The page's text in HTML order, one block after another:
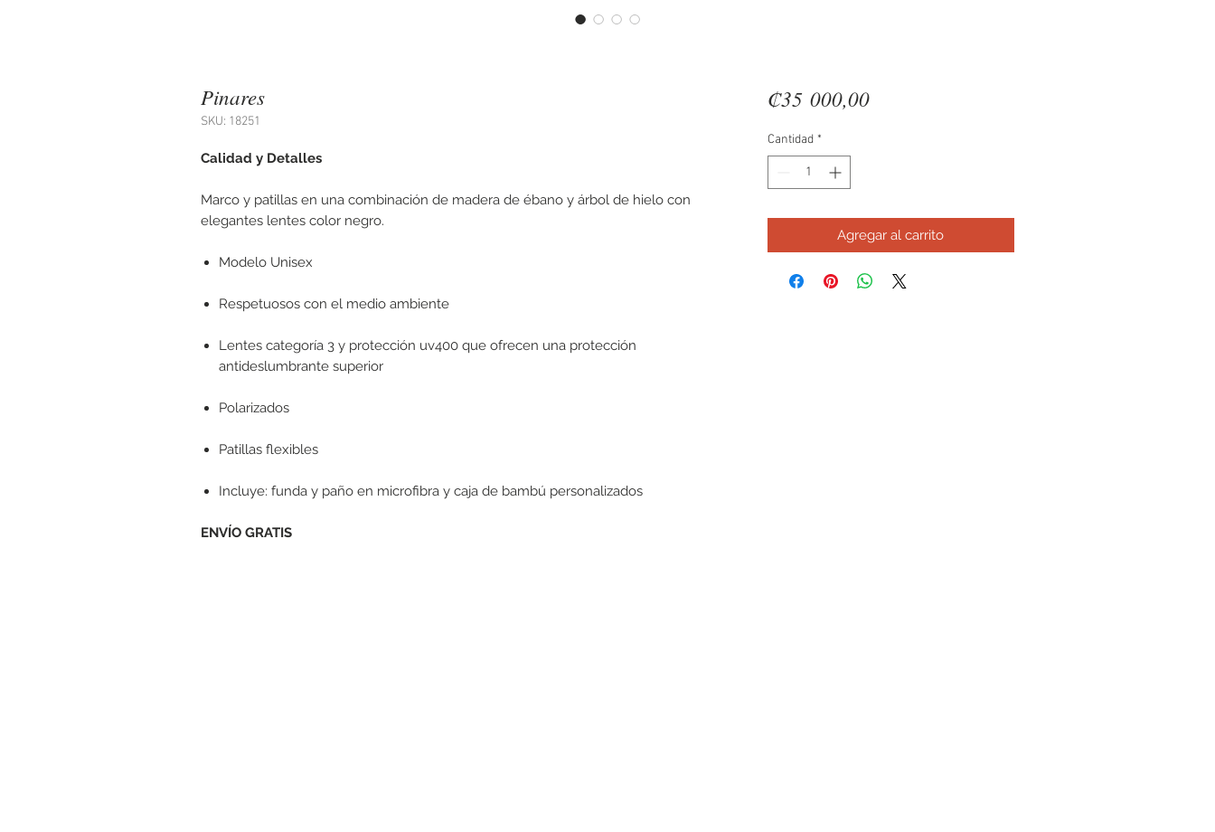
Pinares
SKU: 18251
Calidad y Detalles
Marco y patillas en una combinación de madera de ébano y árbol de hielo con
elegantes lentes color negro.
Modelo Unisex
Respetuosos con el medio ambiente
Lentes categoría 3 y protección uv400 que ofrecen una protección
antideslumbrante superior
Polarizados
Patillas flexibles
Incluye: funda y paño en microfibra y caja de bambú personalizados
ENVÍO GRATIS
₡35 000,00Precio
Cantidad *
Agregar al carrito